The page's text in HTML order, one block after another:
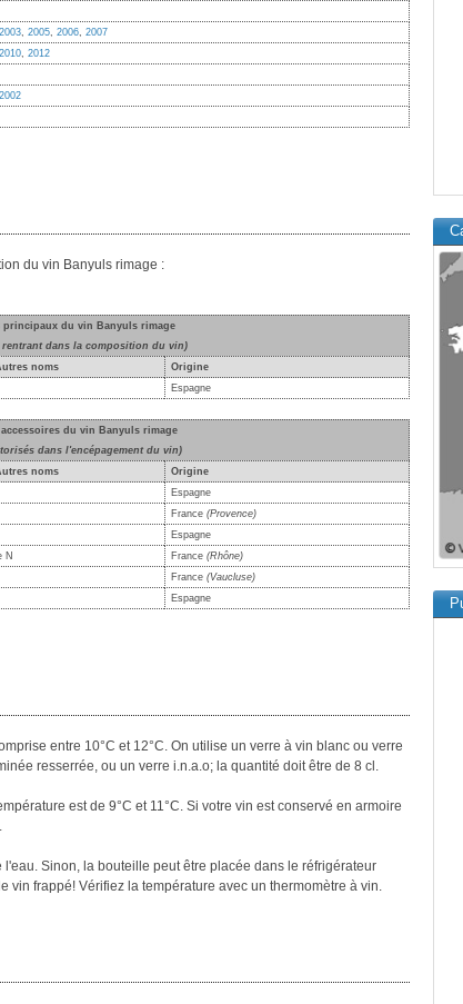
2003, 2005, 2006, 2007
2010, 2012
2002
du vin Banyuls rimage :
principaux du vin Banyuls rimage
rentrant dans la composition du vin)
noms
Origine
Espagne
accessoires du vin Banyuls rimage
dans l'encépagement du vin)
noms
Origine
Espagne
France (Provence)
Espagne
N France (Rhône)
France (Vaucluse)
Espagne
entre 10°C et 12°C. On utilise un verre à vin blanc ou verre
resserrée, ou un verre i.n.a.o; la quantité doit être de 8 cl.
est de 9°C et 11°C. Si votre vin est conservé en armoire
Sinon, la bouteille peut être placée dans le réfrigérateur
vin frappé! Vérifiez la température avec un thermomètre à vin.